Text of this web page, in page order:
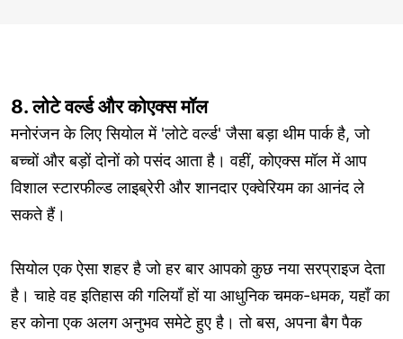
8. लोटे वर्ल्ड और कोएक्स मॉल
मनोरंजन के लिए सियोल में 'लोटे वर्ल्ड' जैसा बड़ा थीम पार्क है, जो
बच्चों और बड़ों दोनों को पसंद आता है। वहीं, कोएक्स मॉल में आप
विशाल स्टारफील्ड लाइब्रेरी और शानदार एक्वेरियम का आनंद ले
सकते हैं।
सियोल एक ऐसा शहर है जो हर बार आपको कुछ नया सरप्राइज देता
है। चाहे वह इतिहास की गलियाँ हों या आधुनिक चमक-धमक, यहाँ का
हर कोना एक अलग अनुभव समेटे हुए है। तो बस, अपना बैग पैक